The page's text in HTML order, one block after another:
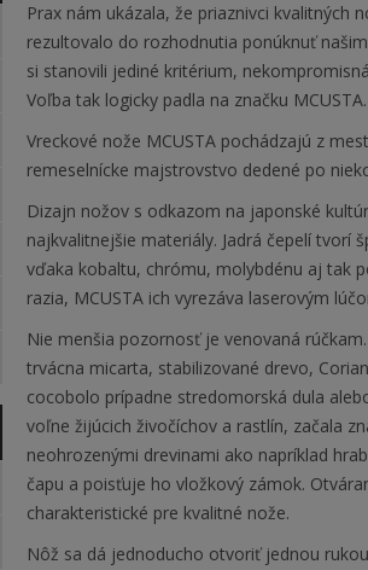
Prax nám ukázala, že priaznivci
rezultovalo do rozhodnutia ponúknuť
si stanovili jediné kritérium,
Voľba tak logicky padla na značku MCUSTA.
Vreckové nože MCUSTA pochádzajú z
remeselnícke majstrovstvo dedené po
Dizajn nožov s odkazom na japonské
najkvalitnejšie materiály. Jadrá čepelí tvorí
vďaka kobaltu, chrómu, molybdénu aj tak
razia, MCUSTA ich vyrezáva laserovým
Nie menšia pozornosť je venovaná
trvácna micarta, stabilizované drevo,
cocobolo prípadne stredomorská dula
voľne žijúcich živočíchov a rastlín, začala
neohrozenými drevinami ako napríklad
čapu a poisťuje ho vložkový zámok.
charakteristické pre kvalitné nože.
Nôž sa dá jednoducho otvoriť jednou